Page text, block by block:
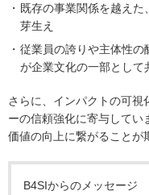
既存の事業関係を越え
芽生え
従業員の誇りや主体性
が企業文化の一部として
さらに、インパクトの可視
ーの信頼強化に寄与してい
価値の向上に繋がることが
B4SIからのメッセージ